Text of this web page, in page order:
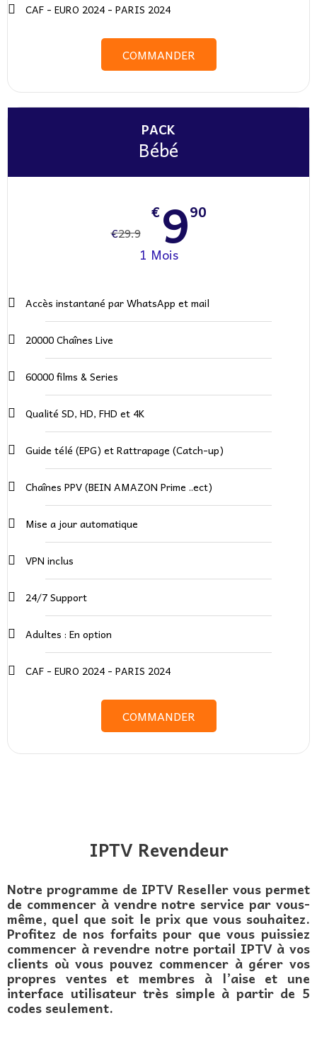
CAF - EURO 2024 - PARIS 2024
COMMANDER
PACK
Bébé
€29.9
€990
1 Mois
Accès instantané par WhatsApp et mail
20000 Chaînes Live
60000 films & Series
Qualité SD, HD, FHD et 4K
Guide télé (EPG) et Rattrapage (Catch-up)
Chaînes PPV (BEIN AMAZON Prime ..ect)
Mise a jour automatique
VPN inclus
24/7 Support
Adultes : En option​
CAF - EURO 2024 - PARIS 2024
COMMANDER
IPTV Revendeur
Notre programme de IPTV Reseller vous permet
de commencer à vendre notre service par vous-
même, quel que soit le prix que vous souhaitez.
Profitez de nos forfaits pour que vous puissiez
commencer à revendre notre portail IPTV à vos
clients où vous pouvez commencer à gérer vos
propres ventes et membres à l’aise et une
interface utilisateur très simple à partir de 5
codes seulement.